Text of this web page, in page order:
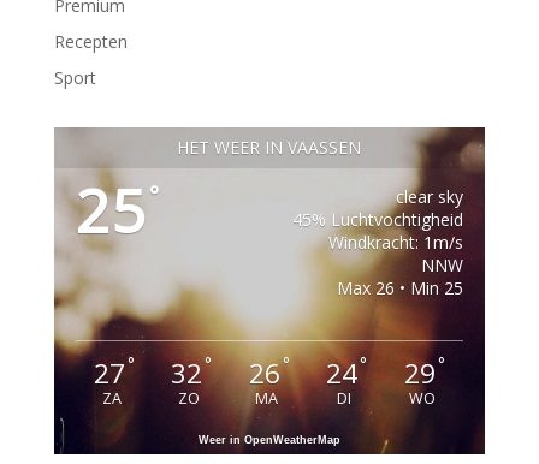
Premium
Recepten
Sport
HET WEER IN VAASSEN
25°
clear sky
45% Luchtvochtigheid
Windkracht: 1m/s
NNW
Max 26 • Min 25
27°
ZA
32°
ZO
26°
MA
24°
DI
29°
WO
Weer in OpenWeatherMap